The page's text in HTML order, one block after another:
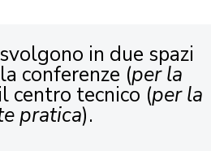
in due spazi
conferenze (per la
centro tecnico (per la
pratica).